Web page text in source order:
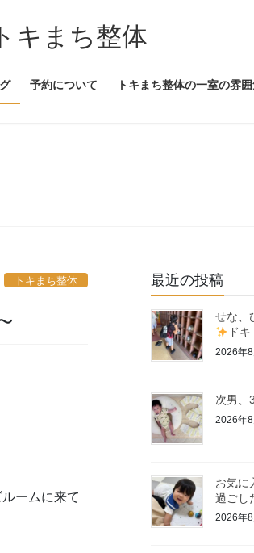
キまち整体
予約について トキまち整体の一室の雰
トキまち整体
ームに来て
最近の投稿
せな、
ド
2026年8
次男、
2026年8
お気に
過ごし
2026年8